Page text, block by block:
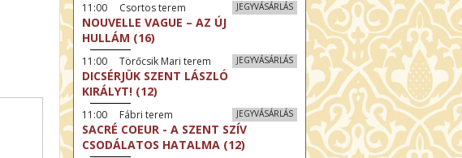
JEGYVÁSÁRLÁS
11:00 Csortos terem
NOUVELLE VAGUE – AZ ÚJ
HULLÁM (16)
JEGYVÁSÁRLÁS
11:00 Törőcsik Mari terem
DICSÉRJÜK SZENT LÁSZLÓ
KIRÁLYT! (12)
JEGYVÁSÁRLÁS
11:00 Fábri terem
SACRÉ COEUR - A SZENT SZÍV
CSODÁLATOS HATALMA (12)